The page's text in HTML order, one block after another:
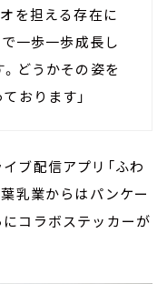
を担える存在に
一歩一歩成長し
どうかその姿を
おります」
ブ配信アプリ「ふわ
乳業からはパンケー
コラボステッカーが